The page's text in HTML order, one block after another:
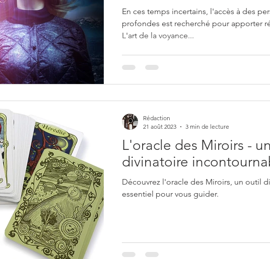
En ces temps incertains, l'accès à des
profondes est recherché pour apporter
L'art de la voyance...
L'oracle des Miroirs -
divinatoire
Découvrez l'oracle des Miroirs, un outil
essentiel pour vous guider.
Rédaction
21 août 2023
3 min de lecture